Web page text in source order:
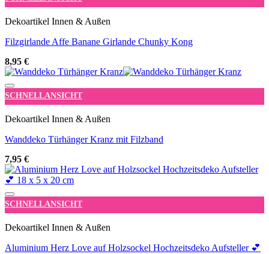
Dekoartikel Innen & Außen
Filzgirlande Affe Banane Girlande Chunky Kong
8,95 €
Add to wishlist
SCHNELLANSICHT
Dekoartikel Innen & Außen
Wanddeko Türhänger Kranz mit Filzband
7,95 €
Add to wishlist
SCHNELLANSICHT
Dekoartikel Innen & Außen
Aluminium Herz Love auf Holzsockel Hochzeitsdeko Aufsteller 💕